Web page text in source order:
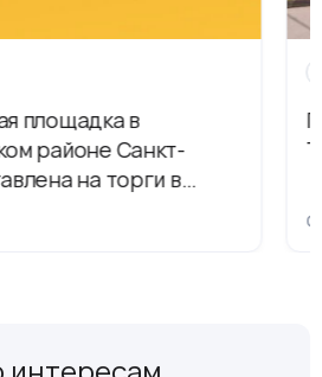
площадка в
районе Санкт-
на торги в